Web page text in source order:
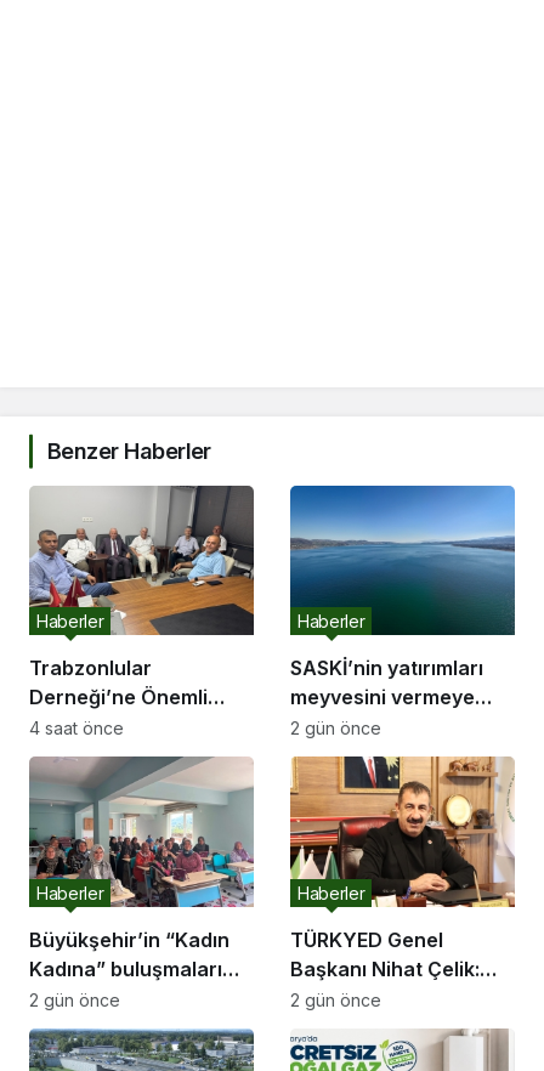
Benzer Haberler
Trabzonlular
Derneği’ne Önemli
Ziyaret
Haberler
4 saat önce
SASKİ’nin yatırımları
meyvesini vermeye
başladı:
Haberler
2 gün önce
Büyükşehir’in “Kadın
Kadına” buluşmaları
Akyazı’da devam etti
Haberler
2 gün önce
TÜRKYED Genel
Başkanı Nihat Çelik:
“Gençliğine Sahip
Çıkmayan Milletler
Geleceğini İnşa
Haberler
2 gün önce